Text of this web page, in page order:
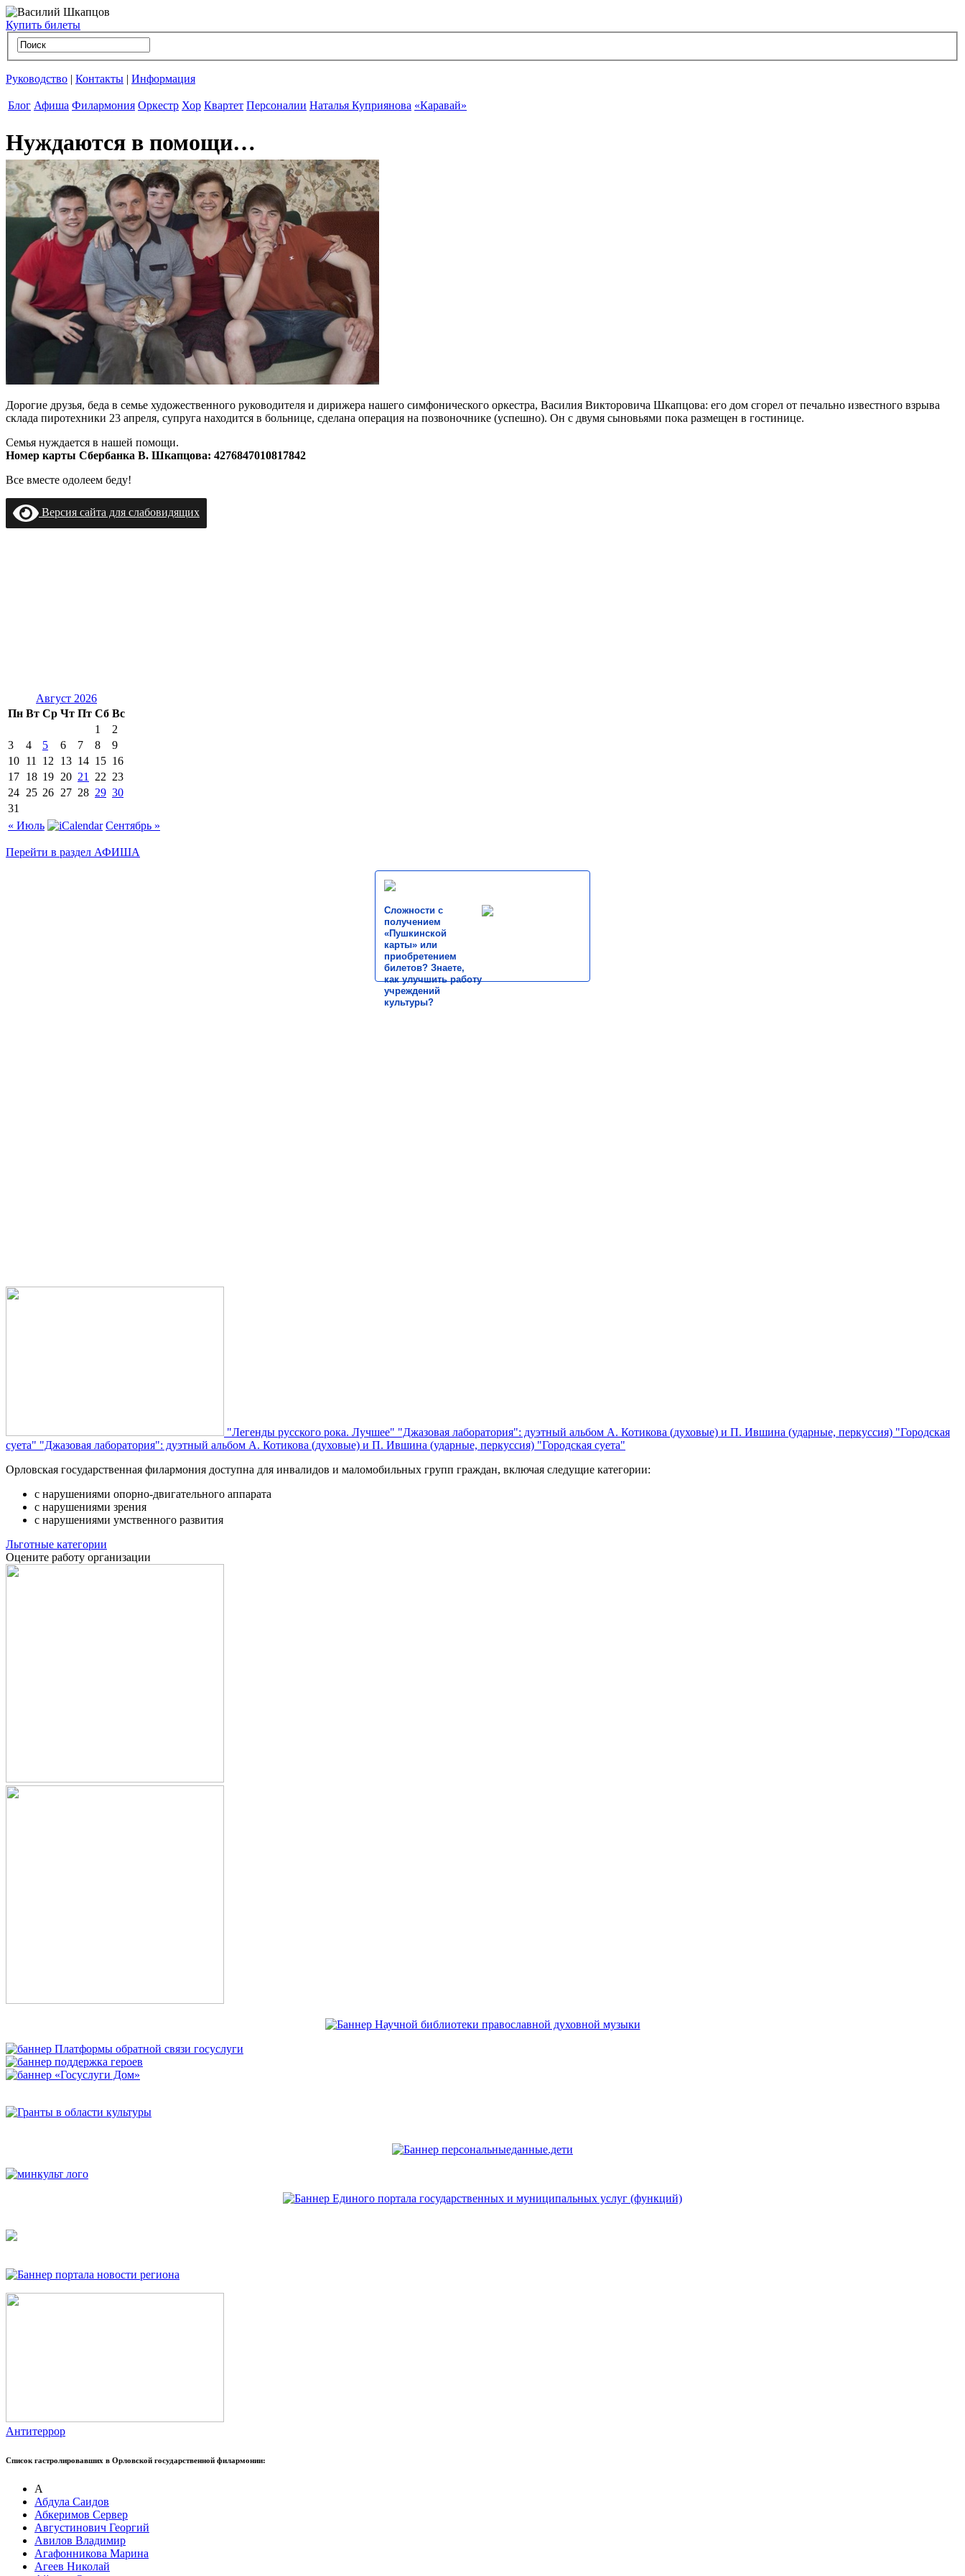
Купить билеты
Руководство | Контакты | Информация
Блог Афиша Филармония Оркестр Хор Квартет Персоналии Наталья Куприянова «Каравай»
Нуждаются в помощи…
Дорогие друзья, беда в семье художественного руководителя и дирижера нашего симфонического оркестра, Василия Викторовича Шкапцова: его дом сгорел от печально известного взрыва
склада пиротехники 23 апреля, супруга находится в больнице, сделана операция на позвоночнике (успешно). Он с двумя сыновьями пока размещен в гостинице.
Семья нуждается в нашей помощи.
Номер карты Сбербанка В. Шкапцова: 4276847010817842
Все вместе одолеем беду!
Версия сайта для слабовидящих
Август 2026
Пн Вт Ср Чт Пт Сб Вс
1
2
3
4 5 6 7 8
9
10 11 12 13 14 15 16
17 18 19 20 21 22 23
24 25 26 27 28 29 30
31
« Июль
Сентябрь »
Перейти в раздел АФИША
Сложности с
получением
«Пушкинской
карты» или
приобретением
билетов? Знаете,
как улучшить работу
учреждений
культуры?
"Легенды русского рока. Лучшее" "Джазовая лаборатория": дуэтный альбом А. Котикова (духовые) и П. Ившина (ударные, перкуссия) "Городская
суета" "Джазовая лаборатория": дуэтный альбом А. Котикова (духовые) и П. Ившина (ударные, перкуссия) "Городская суета"
Орловская государственная филармония доступна для инвалидов и маломобильных групп граждан, включая следущие категории:
с нарушениями опорно-двигательного аппарата
с нарушениями зрения
с нарушениями умственного развития
Льготные категории
Оцените работу организации
Антитеррор
Список гастролировавших в Орловской государственной филармонии:
А
Абдула Саидов
Абкеримов Сервер
Августинович Георгий
Авилов Владимир
Агафонникова Марина
Агеев Николай